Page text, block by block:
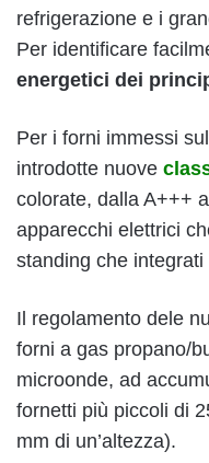
refrigerazione e i
Per identificare
energetici dei
Per i forni immessi
introdotte nuove
colorate, dalla A+++
apparecchi elettrici
standing che
Il regolamento dele
forni a gas propano/
microonde, ad
fornetti più piccoli di
mm di un’altezza).